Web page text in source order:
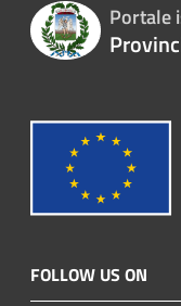
Portale
FOLLOW US ON